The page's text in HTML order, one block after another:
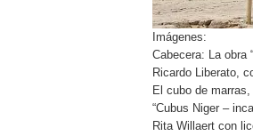
Imágenes:
Cabecera: La obra
Ricardo Liberato,
El cubo de
“Cubus Niger –
Rita Willaert con